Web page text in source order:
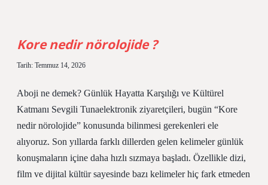
Kore nedir nörolojide ?
Tarih: Temmuz 14, 2026
Aboji ne demek? Günlük Hayatta Karşılığı ve Kültürel
Katmanı Sevgili Tunaelektronik ziyaretçileri, bugün “Kore
nedir nörolojide” konusunda bilinmesi gerekenleri ele
alıyoruz. Son yıllarda farklı dillerden gelen kelimeler günlük
konuşmaların içine daha hızlı sızmaya başladı. Özellikle dizi,
film ve dijital kültür sayesinde bazı kelimeler hiç fark etmeden